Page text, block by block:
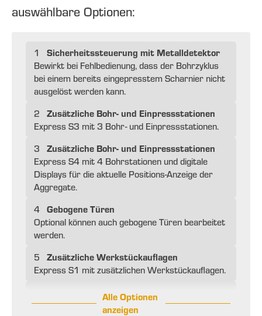
auswählbare Optionen:
1 Sicherheitssteuerung mit Metalldetektor
Bewirkt bei Fehlbedienung, dass der Bohrzyklus
bei einem bereits eingepresstem Scharnier nicht
ausgelöst werden kann.
2
Zusätzliche Bohr- und Einpressstationen
Express S3 mit 3 Bohr- und Einpressstationen.
3
Zusätzliche Bohr- und Einpressstationen
Express S4 mit 4 Bohrstationen und digitale
Displays für die aktuelle Positions-Anzeige der
Aggregate.
4 Gebogene Türen
Optional können auch gebogene Türen bearbeitet
werden.
5
Zusätzliche Werkstückauflagen
Express S1 mit zusätzlichen Werkstückauflagen.
Alle Optionen
anzeigen